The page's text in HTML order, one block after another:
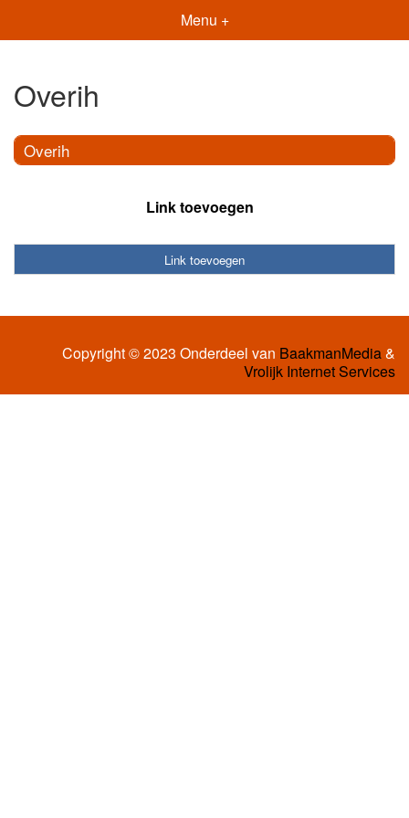
Menu +
Overih
Overih
Link toevoegen
Link toevoegen
Copyright © 2023 Onderdeel van BaakmanMedia&
Vrolijk Internet Services